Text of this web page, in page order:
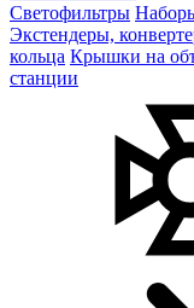
Светофильтры
Экстендеры,
кольца Крышки на
станции